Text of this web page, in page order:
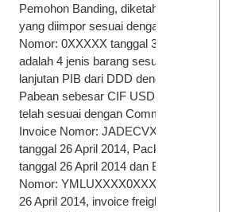
Pemohon Banding, diketahui barang
yang diimpor sesuai dengan PIB
Nomor: 0XXXXX tanggal 31 Mei 2014
adalah 4 jenis barang sesuai lembar
lanjutan PIB dari DDD dengan Nilai
Pabean sebesar CIF USD 10,408.000
telah sesuai dengan Commercial
Invoice Nomor: JADECVX0X0XXX
tanggal 26 April 2014, Packing List
tanggal 26 April 2014 dan Bill of Lading
Nomor: YMLUXXXX0XXXXX tanggal
26 April 2014, invoice freight sebesar